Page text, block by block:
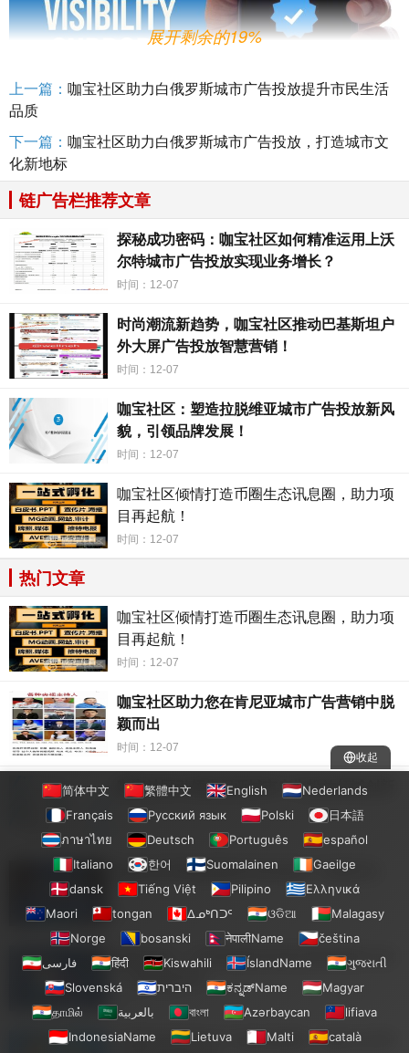
现出新的活力。不仅是商业广告，政府部门和非营利组织也
开始利用这个平台来宣传城市的文化和旅游资源，推动城市
的文化产业和旅游业的发展。此外，城市管理者们还可以通
过咖宝社区的数据分析工具，了解用户的反馈和意见，及时
调整城市的发展计划，更好地满足市民的需求。
在城市的发展过程中，
咖宝社区的广告投放不仅带来了
通过广告投放，城市可以更好地展示自己的人文风景和文化
底蕴，吸引更多的人来参观和了解，提升城市的知名度和吸
引力。在这个过程中，咖宝
是城市发展的一种新模式。
总的来说，白俄罗斯城市借助咖宝
在引领城市发展的新潮流。通过这种方式，城市可以更好地
展示自己的魅力和优势，吸引更多的人关注和参与城市的发
展。相信在不久的将来，白俄罗斯的城市将迎来一场全新的
发展浪潮，展现出更加美好的未来。
展开剩余的19%
上一篇： 咖宝社区助力白俄罗斯城市广告投放提升市民生活
品质
下一篇： 咖宝社区助力白俄罗斯城市广告投放，打造城市文
化新地标
链广告栏推荐文章
探秘成功密码：咖宝社区如何精准运用上沃
尔特城市广告投放实现业务增长？
时间：12-07
时尚潮流新趋势，咖宝社区推动巴基斯坦户
外大屏广告投放智慧营销！
时间：12-07
咖宝社区：塑造拉脱维亚城市广告投放新风
貌，引领品牌发展！
时间：12-07
咖宝社区倾情打造币圈生态讯息圈，助力项
目再起航！
时间：12-07
热门文章
咖宝社区倾情打造币圈生态讯息圈，助力项
目再起航！
时间：12-07
咖宝社区助力您在肯尼亚城市广告营销中脱
颖而出
时间：12-07
咖宝社区引领肯尼亚城市广告投放领域创新
时间：12-07
咖宝社区带您探索肯尼亚城市广告新风尚
时间：12-07
咖宝社区：打造坦桑尼亚城市最具影响力的
广告投放活动
时间：12-07
坦桑尼亚城市的广告投放策略，咖宝社区帮
收起
简体中文 繁體中文 English
Nederlands
Français
Русский язык Polski
日本語
ภาษาไทย
Deutsch Português
español
Italiano
한어 Suomalainen
Gaeilge
dansk
Tiếng Việt Pilipino
Ελληνικά
Maori
tongan ᐃᓄᒃᑎᑐᑦ ଓଡିଆ
Malagasy
Norge
bosanski नेपालीName
čeština
فارسی
हिंदी Kiswahili ÍslandName
ગુજરાતી
Slovenská
היברית ಕನ್ನಡ್Name
Magyar
தாமில்
بالعربية বাংলা Azərbaycan
lifiava
IndonesiaName
Lietuva Malti català